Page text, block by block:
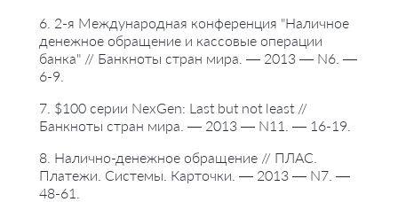
6. 2-я Международная конференция "Наличное
денежное обращение и кассовые операции
банка" // Банкноты стран мира. — 2013 — N6. —
6-9.
7. $100 серии NexGen: Last but not least //
Банкноты стран мира. — 2013 — N11. — 16-19.
8. Налично-денежное обращение // ПЛАС.
Платежи. Системы. Карточки. — 2013 — N7. —
48-61.